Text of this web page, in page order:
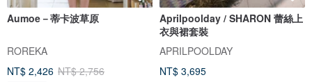
Aumoe－蒂卡波草原
ROREKA
NT$ 2,426 NT$ 2,756
Aprilpoolday / SHARON 蕾絲上
衣與裙套裝
APRILPOOLDAY
NT$ 3,695